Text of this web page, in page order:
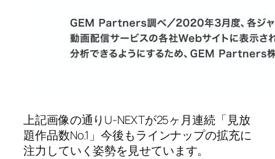
上記画像の通りU-NEXTが25ヶ月連続「見放
題作品数No.1」今後もラインナップの拡充に
注力していく姿勢を見せています。